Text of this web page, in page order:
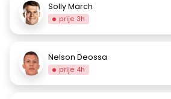
Solly March
prije 3h
Nelson Deossa
prije 4h